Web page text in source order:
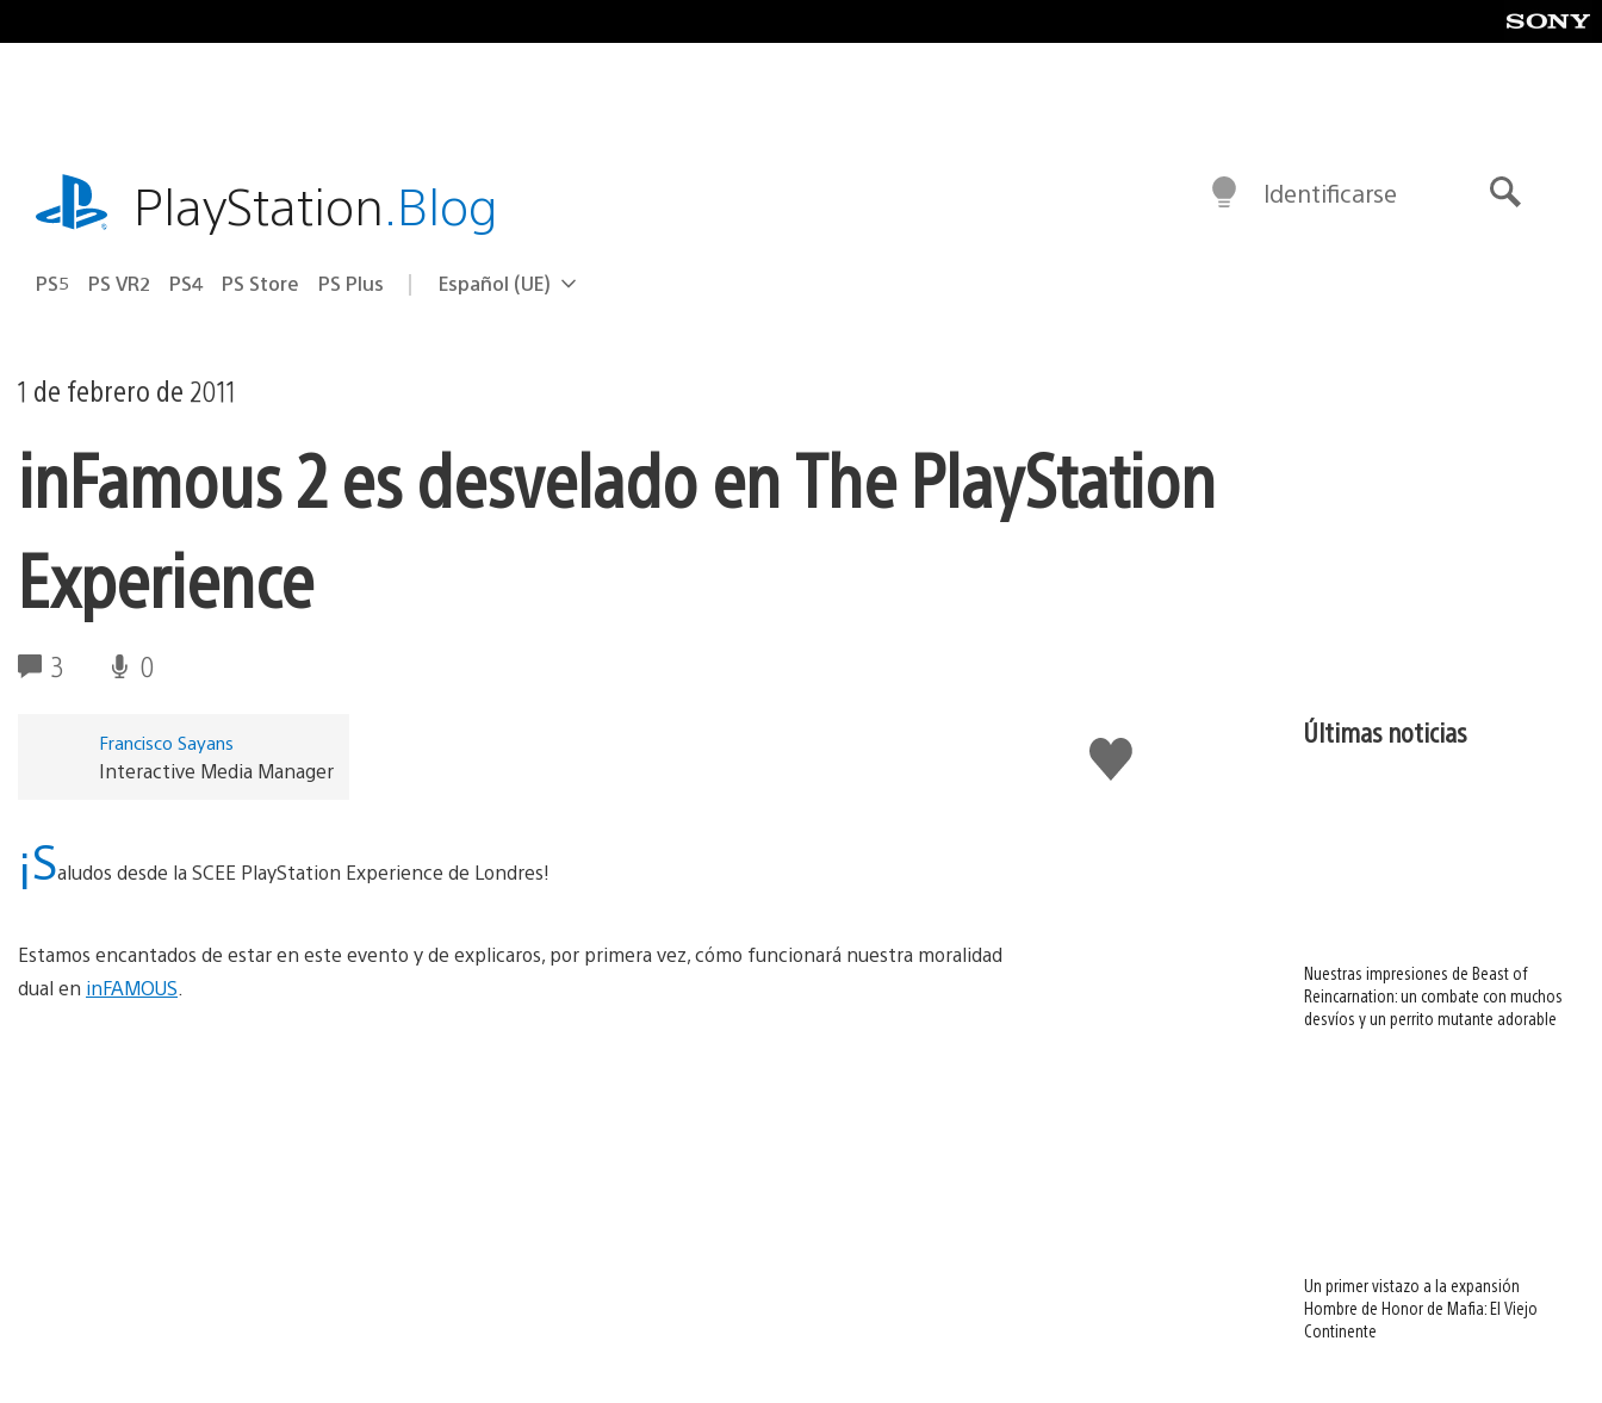
al
playstation.comPlayStation.Blog
PS5 PS VR2 PS4 PS Store PS Plus Selecciona
Región
Español (UE)
Identificarse
1 de febrero de 2011
inFamous 2 es desvelado en The PlayStation
Experience
3 0
Me
gusta
Francisco Sayans
Interactive Media Manager
¡Saludos desde la SCEE PlayStation Experience de Londres!
Estamos encantados de estar en este evento y de explicaros, por primera vez, cómo funcionará nuestra moralidad
dual en inFAMOUS
Últimas noticias
Nuestras impresiones de Beast of
Reincarnation: un combate con muchos
desvíos y un perrito mutante adorable
Un primer vistazo a la expansión
Hombre de Honor de Mafia: El Viejo
Continente